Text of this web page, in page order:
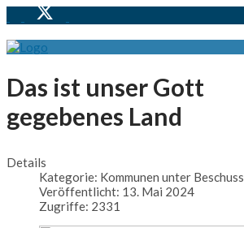
Das ist unser Gott
gegebenes Land
Details
Kategorie: Kommunen unter Beschuss
Veröffentlicht: 13. Mai 2024
Zugriffe: 2331